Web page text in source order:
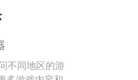
不同地区的游